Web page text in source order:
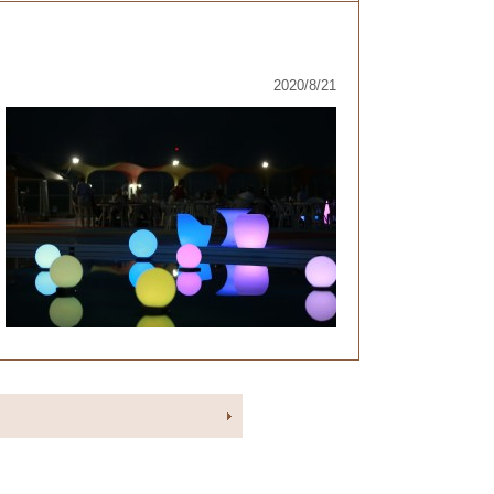
2020/8/21